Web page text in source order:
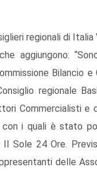
regionali di
aggiungono:
Bilancio
regionale
Commercialisti e
i quali è stato
Sole 24 Ore.
delle